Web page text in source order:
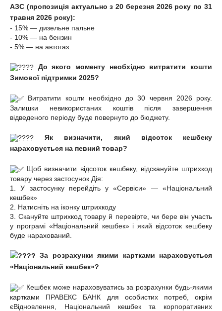
АЗС (пропозиція актуально з 20 березня 2026 року по 31
травня 2026 року):
- 15% — дизельне пальне
- 10% — на бензин
- 5% — на автогаз.
До якого моменту необхідно витратити кошти
Зимової підтримки 2025?
Витратити кошти необхідно до 30 червня 2026 року.
Залишки невикористаних коштів після завершення
відведеного періоду буде повернуто до бюджету.
Як визначити, який відсоток кешбеку
нараховується на певний товар?
Щоб визначити відсоток кешбеку, відскануйте штрихкод
товару через застосунок Дія:
1. У застосунку перейдіть у «Сервіси» — «Національний
кешбек»
2. Натисніть на іконку штрихкоду
3. Скануйте штрихкод товару й перевірте, чи бере він участь
у програмі «Національний кешбек» і який відсоток кешбеку
буде нарахований.
За розрахунки якими картками нараховується
«Національний кешбек»?
Кешбек може нараховуватись за розрахунки будь-якими
картками ПРАВЕКС БАНК для особистих потреб, окрім
єВідновлення, Національний кешбек та корпоративних